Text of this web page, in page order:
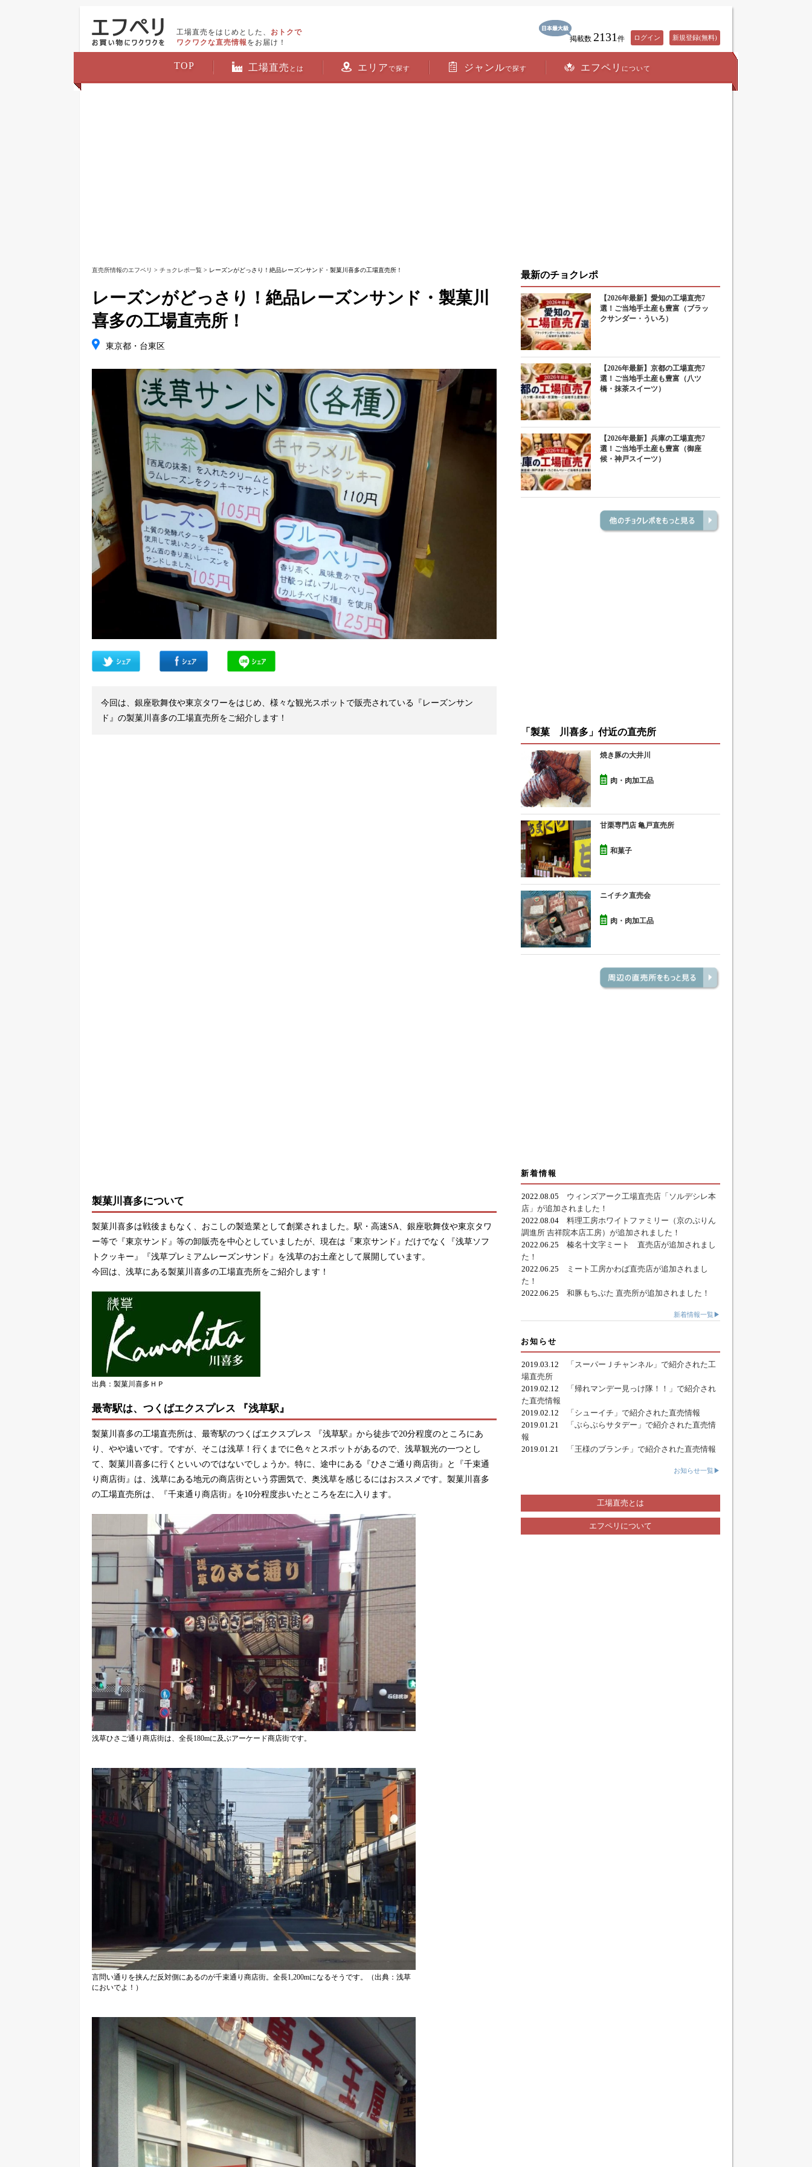
工場直売をはじめとした、 おトクで
ワクワクな直売情報 をお届け！ 掲載数 2131 件 ログイン 新規登録(無料)
TOP 工場直売 とは エリアで探す ジャンルで探す エフペリ について
直売所情報のエフペリ > チョクレポ一覧 > レーズンがどっさり！絶品レーズンサンド・製菓川喜多の工場直売所！
レーズンがどっさり！絶品レーズンサンド・製菓川
喜多の工場直売所！
東京都・台東区
今回は、銀座歌舞伎や東京タワーをはじめ、様々な観光スポットで販売されている『レーズンサン
ド』の製菓川喜多の工場直売所をご紹介します！
製菓川喜多について
製菓川喜多は戦後まもなく、おこしの製造業として創業されました。駅・高速SA、銀座歌舞伎や東京タワ
ー等で『東京サンド』等の卸販売を中心としていましたが、現在は『東京サンド』だけでなく『浅草ソフ
トクッキー』『浅草プレミアムレーズンサンド』を浅草のお土産として展開しています。
今回は、浅草にある製菓川喜多の工場直売所をご紹介します！
出典：製菓川喜多ＨＰ
最寄駅は、つくばエクスプレス 『浅草駅』
製菓川喜多の工場直売所は、最寄駅のつくばエクスプレス 『浅草駅』から徒歩で20分程度のところにあ
り、やや遠いです。ですが、そこは浅草！行くまでに色々とスポットがあるので、浅草観光の一つとし
て、製菓川喜多に行くといいのではないでしょうか。特に、途中にある『ひさご通り商店街』と『千束通
り商店街』は、浅草にある地元の商店街という雰囲気で、奥浅草を感じるにはおススメです。製菓川喜多
の工場直売所は、『千束通り商店街』を10分程度歩いたところを左に入ります。
浅草ひさご通り商店街は、全長180mに及ぶアーケード商店街です。
言問い通りを挟んだ反対側にあるのが千束通り商店街。全長1,200mになるそうです。（出典：浅草
においでよ！）
最新のチョクレポ
【2026年最新】愛知の工場直売7
選！ご当地手土産も豊富（ブラッ
クサンダー・ういろ）
【2026年最新】京都の工場直売7
選！ご当地手土産も豊富（八ツ
橋・抹茶スイーツ）
【2026年最新】兵庫の工場直売7
選！ご当地手土産も豊富（御座
候・神戸スイーツ）
「製菓 川喜多」付近の直売所
焼き豚の大井川
肉・肉加工品
甘栗専門店 亀戸直売所
和菓子
ニイチク直売会
肉・肉加工品
新着情報
2022.08.05 ウィンズアーク工場直売店「ソルデシレ本
店」が追加されました！
2022.08.04 料理工房ホワイトファミリー（京のぷりん
調進所 吉祥院本店工房）が追加されました！
2022.06.25 榛名十文字ミート 直売店が追加されまし
た！
2022.06.25
ミート工房かわば直売店が追加されまし
た！
2022.06.25 和豚もちぶた 直売所が追加されました！
新着情報一覧▶
お知らせ
2019.03.12
「スーパーＪチャンネル」で紹介された工
場直売所
2019.02.12
「帰れマンデー見っけ隊！！」で紹介され
た直売情報
2019.02.12
「シューイチ」で紹介された直売情報
2019.01.21
「ぶらぶらサタデー」で紹介された直売情
報
2019.01.21
「王様のブランチ」で紹介された直売情報
お知らせ一覧▶
工場直売とは
エフペリについて